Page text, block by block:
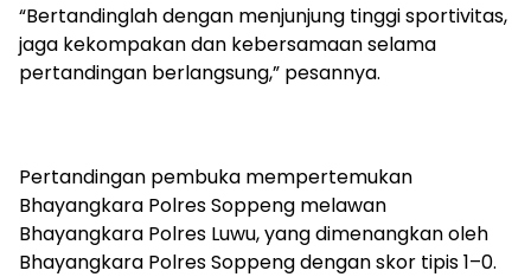
“Bertandinglah dengan menjunjung tinggi sportivitas,
jaga kekompakan dan kebersamaan selama
pertandingan berlangsung,” pesannya.
Pertandingan pembuka mempertemukan
Bhayangkara Polres Soppeng melawan
Bhayangkara Polres Luwu, yang dimenangkan oleh
Bhayangkara Polres Soppeng dengan skor tipis 1–0.